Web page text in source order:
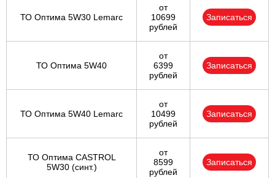
ТО Оптима 5W30 Lemarc
от
10699
рублей
Записаться
ТО Оптима 5W40
от
6399
рублей
Записаться
ТО Оптима 5W40 Lemarc
от
10499
рублей
Записаться
ТО Оптима CASTROL
5W30 (синт.)
от
8599
рублей
Записаться